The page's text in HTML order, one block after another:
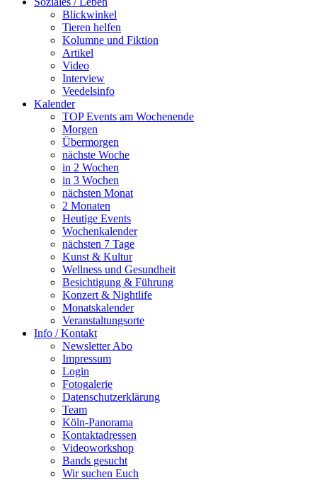
Blickwinkel
Tieren helfen
Kolumne und Fiktion
Artikel
Video
Interview
Veedelsinfo
Kalender
TOP Events am Wochenende
Morgen
Übermorgen
nächste Woche
in 2 Wochen
in 3 Wochen
nächsten Monat
2 Monaten
Heutige Events
Wochenkalender
nächsten 7 Tage
Kunst & Kultur
Wellness und Gesundheit
Besichtigung & Führung
Konzert & Nightlife
Monatskalender
Veranstaltungsorte
Info / Kontakt
Newsletter Abo
Impressum
Login
Fotogalerie
Datenschutzerklärung
Team
Köln-Panorama
Kontaktadressen
Videoworkshop
Bands gesucht
Wir suchen Euch